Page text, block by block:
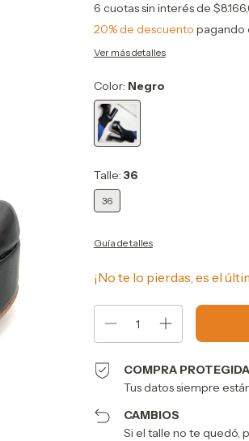
6 cuotas sin interés de
20% de descuento pagando
Ver más detalles
Color: Negro
Talle: 36
36
Guía de talles
¡No te lo pierdas, es el
COMPRA PROTEGIDA
Tus datos siempre
CAMBIOS
Si el talle no te quedó,